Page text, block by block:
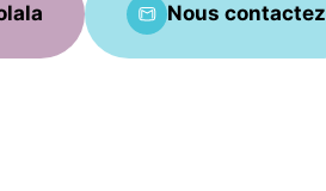
Nous contactez